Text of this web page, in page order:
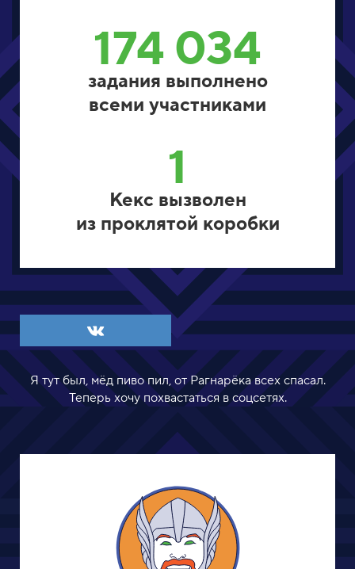
174 034
задания выполнено
всеми участниками
1
Кекс вызволен
из проклятой коробки
Я тут был, мёд пиво пил, от Рагнарёка всех спасал.
Теперь хочу похвастаться в соцсетях.